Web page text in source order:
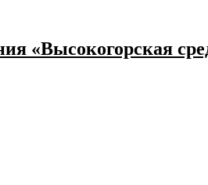
«Высокогорская